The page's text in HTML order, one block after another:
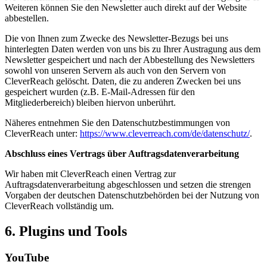
Weiteren können Sie den Newsletter auch direkt auf der Website
abbestellen.
Die von Ihnen zum Zwecke des Newsletter-Bezugs bei uns
hinterlegten Daten werden von uns bis zu Ihrer Austragung aus dem
Newsletter gespeichert und nach der Abbestellung des Newsletters
sowohl von unseren Servern als auch von den Servern von
CleverReach gelöscht. Daten, die zu anderen Zwecken bei uns
gespeichert wurden (z.B. E-Mail-Adressen für den
Mitgliederbereich) bleiben hiervon unberührt.
Näheres entnehmen Sie den Datenschutzbestimmungen von
CleverReach unter: https://www.cleverreach.com/de/datenschutz/.
Abschluss eines Vertrags über Auftragsdatenverarbeitung
Wir haben mit CleverReach einen Vertrag zur
Auftragsdatenverarbeitung abgeschlossen und setzen die strengen
Vorgaben der deutschen Datenschutzbehörden bei der Nutzung von
CleverReach vollständig um.
6. Plugins und Tools
YouTube